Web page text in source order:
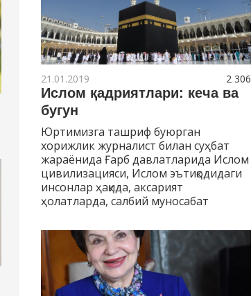
2 306
21.01.2019
Ислом қадриятлари: кеча ва
бугун
Юртимизга ташриф буюрган
хорижлик журналист билан суҳбат
жараёнида Ғарб давлатларида Ислом
цивилизацияси, Ислом эътиқодидаги
инсонлар ҳақида, аксарият
ҳолатларда, салбий муносабат